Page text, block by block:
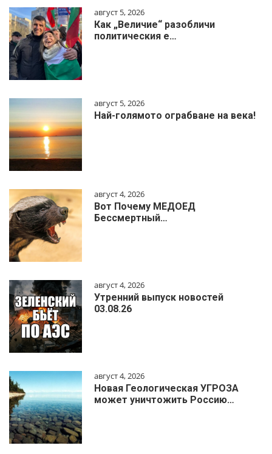
август 5, 2026
Как „Величие“ разобличи
политическия е…
август 5, 2026
Най-голямото ограбване на века!
август 4, 2026
Вот Почему МЕДОЕД
Бессмертный…
август 4, 2026
Утренний выпуск новостей
03.08.26
август 4, 2026
Новая Геологическая УГРОЗА
может уничтожить Россию…